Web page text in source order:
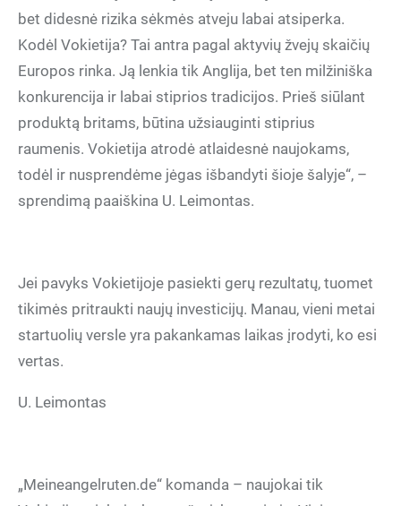
bet didesnė rizika sėkmės atveju labai atsiperka.
Kodėl Vokietija? Tai antra pagal aktyvių žvejų skaičių
Europos rinka. Ją lenkia tik Anglija, bet ten milžiniška
konkurencija ir labai stiprios tradicijos. Prieš siūlant
produktą britams, būtina užsiauginti stiprius
raumenis. Vokietija atrodė atlaidesnė naujokams,
todėl ir nusprendėme jėgas išbandyti šioje šalyje“, –
sprendimą paaiškina U. Leimontas.
Jei pavyks Vokietijoje pasiekti gerų rezultatų, tuomet
tikimės pritraukti naujų investicijų. Manau, vieni metai
startuolių versle yra pakankamas laikas įrodyti, ko esi
vertas.
U. Leimontas
„Meineangelruten.de“ komanda – naujokai tik